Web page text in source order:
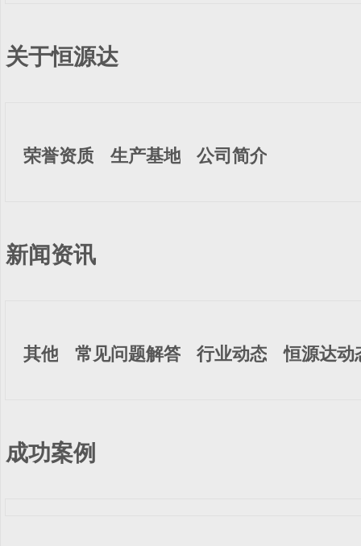
关于恒源达
荣誉资质 生产基地 公司简介
新闻资讯
其他 常见问题解答 行业动态 恒源达动
成功案例